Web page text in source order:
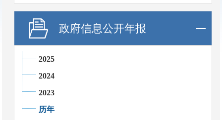
政府信息公开年报
2025
2024
2023
历年